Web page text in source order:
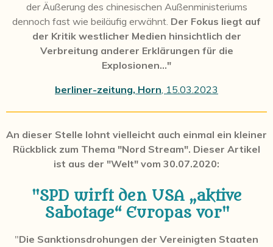
der Äußerung des chinesischen Außenministeriums
dennoch fast wie beiläufig erwähnt. Der Fokus liegt auf
der Kritik westlicher Medien hinsichtlich der
Verbreitung anderer Erklärungen für die
Explosionen..."
berliner-zeitung, Horn, 15.03.2023
An dieser Stelle lohnt vielleicht auch einmal ein kleiner
Rückblick zum Thema "Nord Stream". Dieser Artikel
ist aus der "Welt" vom 30.07.2020:
"SPD wirft den USA „aktive
Sabotage“ Europas vor"
"Die Sanktionsdrohungen der Vereinigten Staaten